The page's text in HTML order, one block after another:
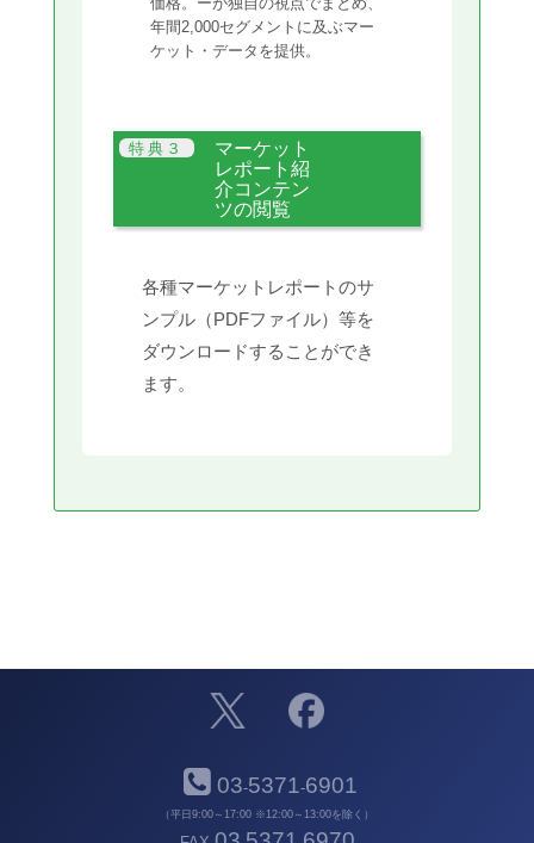
年間2,000セグメントに及ぶマー
ケット・データを提供。
マーケット
レポート紹
介コンテン
ツの閲覧
各種マーケットレポートのサ
ンプル（PDFファイル）等を
ダウンロードすることができ
ます。
03-5371-6901
（平日9:00～17:00 ※12:00～13:00を除く）